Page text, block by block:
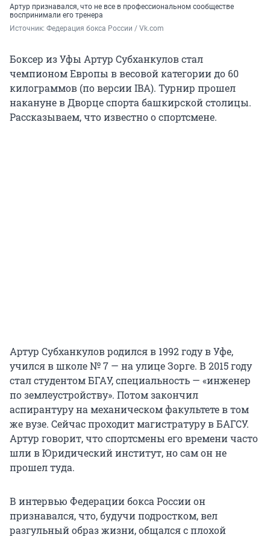
Артур признавался, что не все в профессиональном сообществе
воспринимали его тренера
Источник: Федерация бокса России / Vk.com
Боксер из Уфы Артур Субханкулов стал
чемпионом Европы в весовой категории до 60
килограммов (по версии IBA). Турнир прошел
накануне в Дворце спорта башкирской столицы.
Рассказываем, что известно о спортсмене.
Артур Субханкулов родился в 1992 году в Уфе,
учился в школе № 7 — на улице Зорге. В 2015 году
стал студентом БГАУ, специальность — «инженер
по землеустройству». Потом закончил
аспирантуру на механическом факультете в том
же вузе. Сейчас проходит магистратуру в БАГСУ.
Артур говорит, что спортсмены его времени часто
шли в Юридический институт, но сам он не
прошел туда.
В интервью Федерации бокса России он
признавался, что, будучи подростком, вел
разгульный образ жизни, общался с плохой